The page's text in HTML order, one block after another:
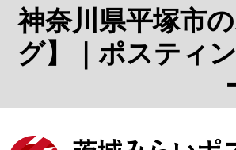
神奈川県平塚市
グ】｜ポスティ